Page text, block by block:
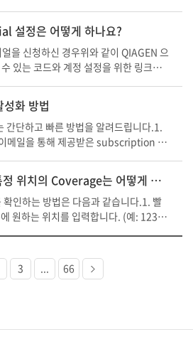
메일 계정으로 Verification Code (4자
입력하면 라이선스 인증이 완료되며, 프
기간 이후 다시 로그인이 필요합니다.
다.Trial 신청 시 입력한 이메일 주소와 T
후, ACTIVATE TRIAL을 클릭하시면 T
로그인 이력이 없으신 경우에는 다
통해 회원가입을 먼저 진행해 주시면
에는 Forgot Password를 통해 비밀번
.)로그인하신 이메일 주소로 QIAGEN:
발송되며, 발송된 보안 코드를 입력
능합니다.정상적으로 IPA Trial이 활성
설정은 어떻게 하나요?
을 신청하신 경우위와 같이 QIAGEN 으
있는 코드와 계정 설정을 위한 링크를
드를 포함한 인적 사항을 입력하신 후,C
하여 QIAGEN QDI 계정 생성을 진행합
계정 활성화를 위한 링크가 전송되며,
료됩니다.
화 방법
단하고 빠른 방법을 알려드립니다.1.
메일을 통해 제공받은 subscription ke
시작되고, 로그인 브라우저가 나타날 때
창이 나타나면 로그인 합니다.Biobam
을 클릭하여 가입합니다.성함, 이메일
가입을 완료합니다. 5. 입력하신 이메일
한, OmicsBox 의 라이선스는 Biobam
수 있습니다.OmicsBox 를 통한 가치
Mapping File에서 특정 위치의 Coverage는 어떻게 확인할 수 있나요?
인하는 방법은 다음과 같습니다.1. 빨
원하는 위치를 입력합니다. (예: 123,9
있습니다. (아래 위치의 Coverage는 73
3 ... 66
다음